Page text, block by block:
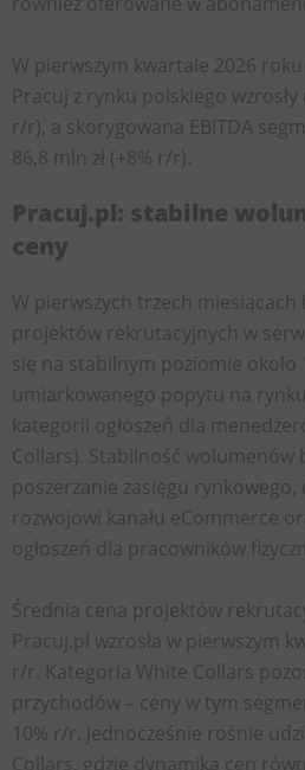
W pierwszym kwartale 2026
Pracuj z rynku polskiego wzrosły
r/r), a skorygowana EBITDA
86,8 mln zł (+8% r/r).
Pracuj.pl: stabilne
ceny
W pierwszych trzech miesiącach
projektów rekrutacyjnych w
się na stabilnym poziomie około
umiarkowanego popytu na rynku
kategorii ogłoszeń dla
Collars). Stabilność wolumenów
poszerzanie zasięgu rynkowego,
rozwojowi kanału eCommerce
ogłoszeń dla pracowników
Średnia cena projektów
Pracuj.pl wzrosła w pierwszym
r/r. Kategoria White Collars
przychodów – ceny w tym
10% r/r. Jednocześnie rośnie
Collars, gdzie dynamika cen